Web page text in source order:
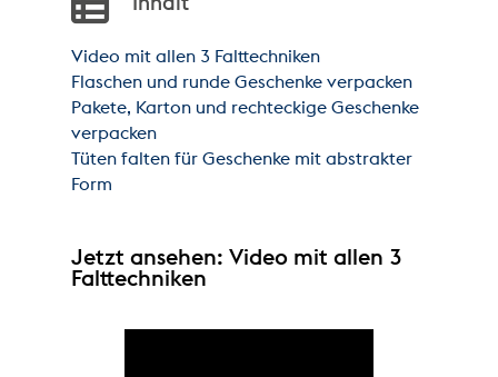
Video mit allen 3 Falttechniken
Flaschen und runde Geschenke verpacken
Pakete, Karton und rechteckige Geschenke
verpacken
Tüten falten für Geschenke mit abstrakter
Form
Jetzt ansehen: Video mit allen 3
Falttechniken